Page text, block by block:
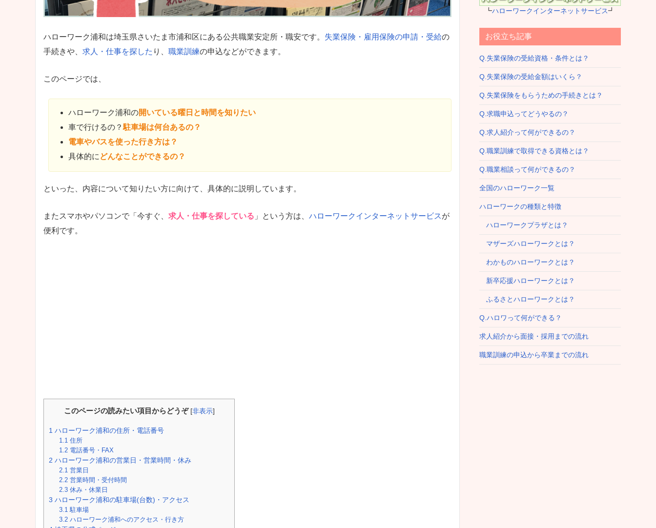
ハローワーク浦和は埼玉県さいたま市浦和区にある公共職業安定所・職安です。 失業保険・雇用保険の申請・受給の
手続きや、 求人・仕事を探した り、 職業訓練の申込などができます。
このページでは、
ハローワーク浦和の開いている曜日と時間を知りたい
車で行けるの？ 駐車場は何台あるの？
電車やバスを使った行き方は？
具体的に どんなことができるの？
といった、内容について知りたい方に向けて、具体的に説明しています。
またスマホやパソコンで「今すぐ、 求人・仕事を探している 」という方は、 ハローワークインターネットサービスが
便利です。
このページの読みたい項目からどうぞ [非表示]
1 ハローワーク浦和の住所・電話番号
1.1 住所
1.2 電話番号・FAX
2 ハローワーク浦和の営業日・営業時間・休み
2.1 営業日
2.2 営業時間・受付時間
2.3 休み・休業日
3 ハローワーク浦和の駐車場(台数)・アクセス
3.1 駐車場
3.2 ハローワーク浦和へのアクセス・行き方
┗ハローワークインターネットサービス┛
お役立ち記事
Q.失業保険の受給資格・条件とは？
Q.失業保険の受給金額はいくら？
Q.失業保険をもらうための手続きとは？
Q.求職申込ってどうやるの？
Q.求人紹介って何ができるの？
Q.職業訓練で取得できる資格とは？
Q.職業相談って何ができるの？
全国のハローワーク一覧
ハローワークの種類と特徴
ハローワークプラザとは？
マザーズハローワークとは？
わかものハローワークとは？
新卒応援ハローワークとは？
ふるさとハローワークとは？
Q.ハロワって何ができる？
求人紹介から面接・採用までの流れ
職業訓練の申込から卒業までの流れ